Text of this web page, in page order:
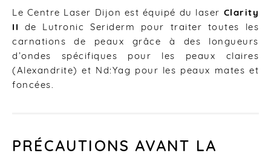
Le Centre Laser Dijon est équipé du laser Clarity
II
de Lutronic Seriderm pour traiter toutes les
carnations de peaux grâce à des longueurs
d’ondes spécifiques pour les peaux claires
(Alexandrite) et Nd:Yag pour les peaux mates et
foncées.
PRÉCAUTIONS AVANT LA